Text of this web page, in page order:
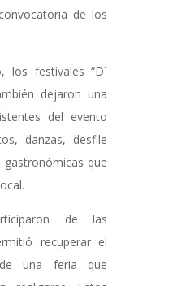
de los
los festivales “D´
dejaron una
del evento
danzas, desfile
que
de las
recuperar el
una feria que